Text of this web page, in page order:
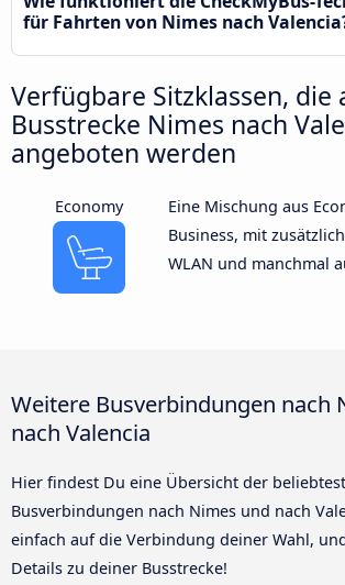
für Fahrten von Nimes nach
Verfügbare Sitzklassen, die
Busstrecke Nimes nach
angeboten werden
Economy
Eine Mischung aus
Business, mit
WLAN und manchmal
Weitere Busverbindungen nach
nach Valencia
Hier findest Du eine Übersicht der
Busverbindungen nach Nimes und nach
einfach auf die Verbindung deiner Wahl,
Details zu deiner Busstrecke!